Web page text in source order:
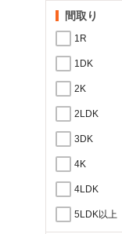
間取り
1R
1DK
2K
2LDK
3DK
4K
4LDK
5LDK以上